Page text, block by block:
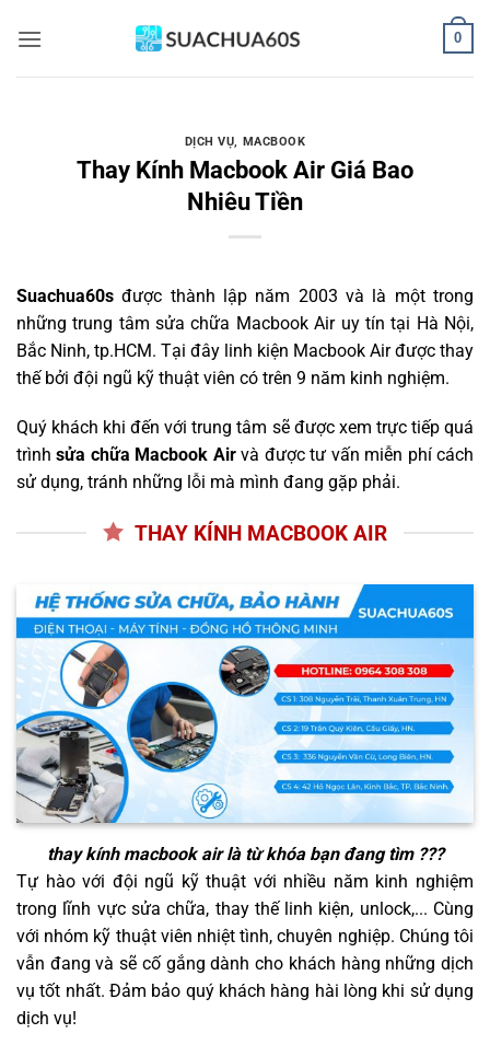
qua
0
DỊCH VỤ, MACBOOK
Thay Kính Macbook Air Giá Bao
Nhiêu Tiền
Suachua60s được thành lập năm 2003 và là một trong
những trung tâm sửa chữa Macbook Air uy tín tại Hà Nội,
Bắc Ninh, tp.HCM. Tại đây linh kiện Macbook Air được thay
thế bởi đội ngũ kỹ thuật viên có trên 9 năm kinh nghiệm.
Quý khách khi đến với trung tâm sẽ được xem trực tiếp quá
trìnhsửa chữa Macbook Airvà được tư vấn miễn phí cách
sử dụng, tránh những lỗi mà mình đang gặp phải.
THAY KÍNH MACBOOK AIR
thay kính macbook airlà từ khóa bạn đang tìm ???
Tự hào với đội ngũ kỹ thuật với nhiều năm kinh nghiệm
trong lĩnh vực sửa chữa, thay thế linh kiện, unlock,... Cùng
với nhóm kỹ thuật viên nhiệt tình, chuyên nghiệp. Chúng tôi
vẫn đang và sẽ cố gắng dành cho khách hàng những dịch
vụ tốt nhất. Đảm bảo quý khách hàng hài lòng khi sử dụng
dịch vụ!